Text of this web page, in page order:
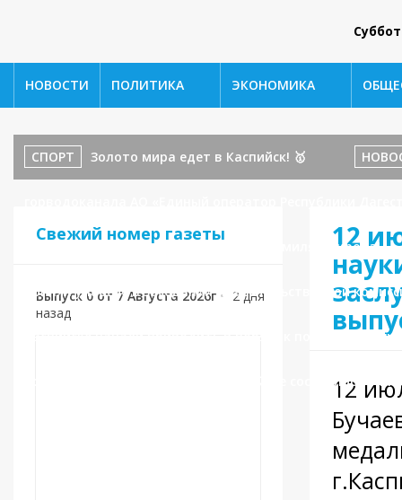
НОВОСТИ ПОЛИТИКА ЭКОНОМИКА
СПОРТ Золото мира едет в Каспийск! 🥇
бойца ММА и наставника: История Шамиля Амирова!
принял участие в заседании Правительственной
Каспийске начали приводить в порядок подъездные
В Каспийске состоялось
Свежий номер газеты
Выпуск 0 от 7 Августа 2026г • 2 дня
назад
12
12